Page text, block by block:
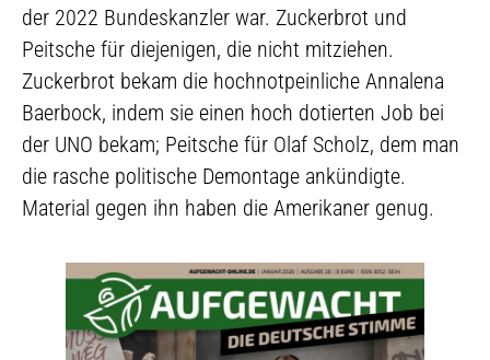
der 2022 Bundeskanzler war. Zuckerbrot und
Peitsche für diejenigen, die nicht mitziehen.
Zuckerbrot bekam die hochnotpeinliche Annalena
Baerbock, indem sie einen hoch dotierten Job bei
der UNO bekam; Peitsche für Olaf Scholz, dem man
die rasche politische Demontage ankündigte.
Material gegen ihn haben die Amerikaner genug.